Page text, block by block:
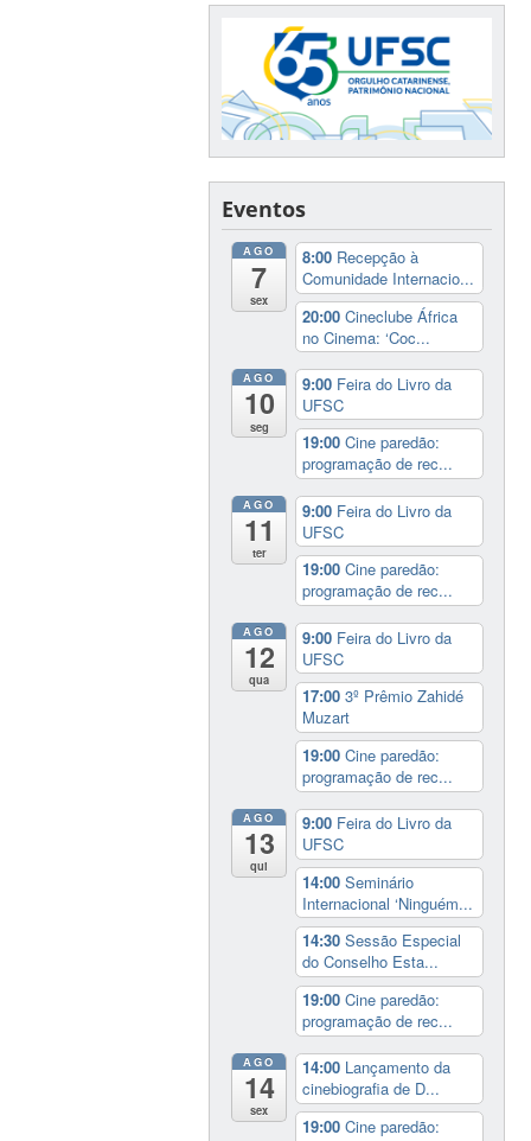
Eventos
AGO
7
sex
8:00 Recepção à
Comunidade Internacio...
20:00Cineclube África
no Cinema: ‘Coc...
AGO
10
seg
9:00 Feira do Livro da
UFSC
19:00Cine paredão:
programação de rec...
AGO
11
ter
9:00 Feira do Livro da
UFSC
19:00Cine paredão:
programação de rec...
AGO
12
qua
9:00 Feira do Livro da
UFSC
17:003º Prêmio Zahidé
Muzart
19:00Cine paredão:
programação de rec...
AGO
13
qui
9:00 Feira do Livro da
UFSC
14:00Seminário
Internacional ‘Ninguém...
14:30Sessão Especial
do Conselho Esta...
19:00Cine paredão:
programação de rec...
AGO
14
sex
14:00 Lançamento da
cinebiografia de D...
19:00Cine paredão: